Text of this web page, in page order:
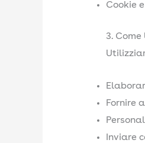
Cookie
3.
Fornire
Inviare